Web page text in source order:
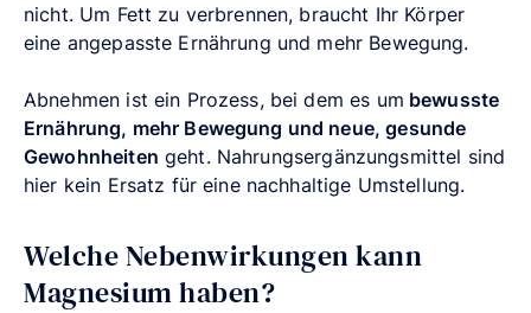
nicht. Um Fett zu verbrennen, braucht Ihr Körper
eine angepasste Ernährung und mehr Bewegung.
Abnehmen ist ein Prozess, bei dem es um bewusste
Ernährung, mehr Bewegung und neue, gesunde
Gewohnheiten geht. Nahrungsergänzungsmittel sind
hier kein Ersatz für eine nachhaltige Umstellung.
Welche Nebenwirkungen kann
Magnesium haben?